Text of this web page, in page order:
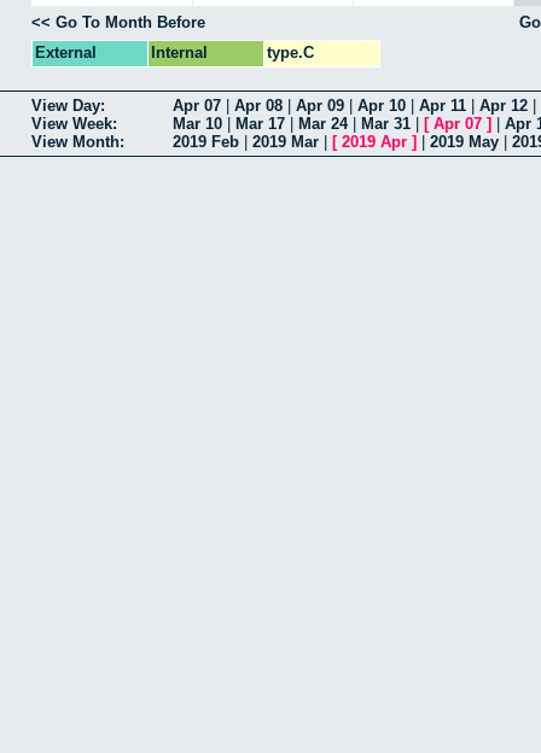
<< Go To Month Before
External
Internal type.C
View Day: Apr 07 Apr 08 Apr 09 Apr 10 Apr 11 Apr 12
View Week:
Mar 10 Mar 17 Mar 24| Mar 31 [ Apr 07 ]
Apr
View Month:
2019 Feb 2019 Mar [ 2019 Apr ] 2019 May